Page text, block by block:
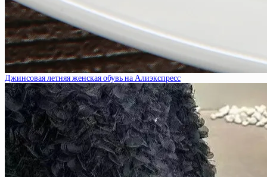
Джинсовая летняя женская обувь на Алиэкспресс